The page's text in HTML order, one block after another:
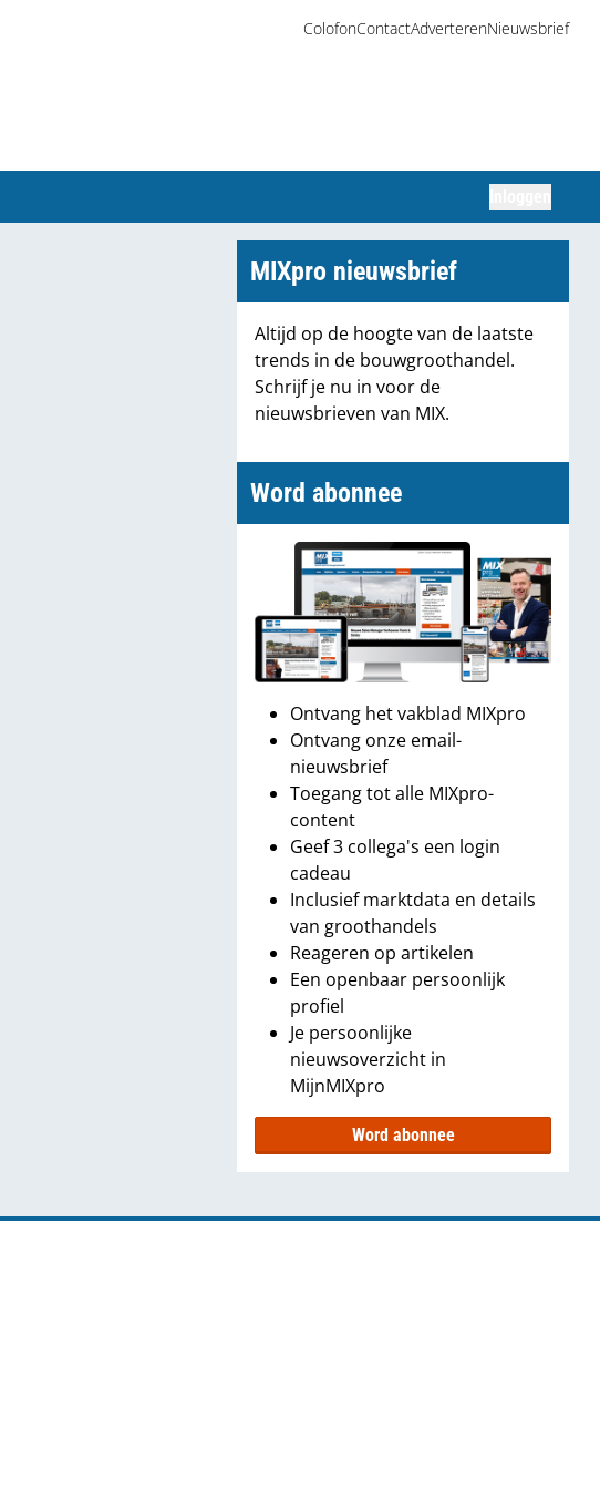
ColofonContactAdverterenNieuwsbrief
MIXpro nieuwsbrief
Altijd op de hoogte van de laatste
trends in de bouwgroothandel.
Schrijf je nu in voor de
nieuwsbrieven van MIX.
Word abonnee
Ontvang het vakblad MIXpro
Ontvang onze email-
nieuwsbrief
Toegang tot alle MIXpro-
content
Geef 3 collega's een login
cadeau
Inclusief marktdata en details
van groothandels
Reageren op artikelen
Een openbaar persoonlijk
profiel
Je persoonlijke
nieuwsoverzicht in
MijnMIXpro
Word abonnee